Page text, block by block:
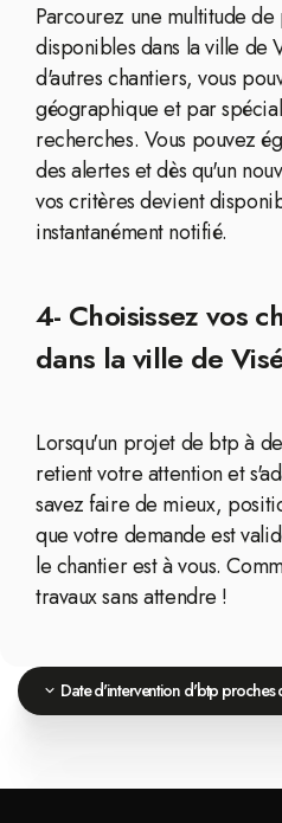
Parcourez une multitude
disponibles dans la ville de
d'autres chantiers, vous
géographique et par
recherches. Vous pouvez
des alertes et dès qu'un
vos critères devient
instantanément notifié.
4- Choisissez vos
dans la ville de
Lorsqu'un projet de btp à
retient votre attention et
savez faire de mieux,
que votre demande est
le chantier est à vous.
travaux sans attendre !
Date d'intervention d'btp proches